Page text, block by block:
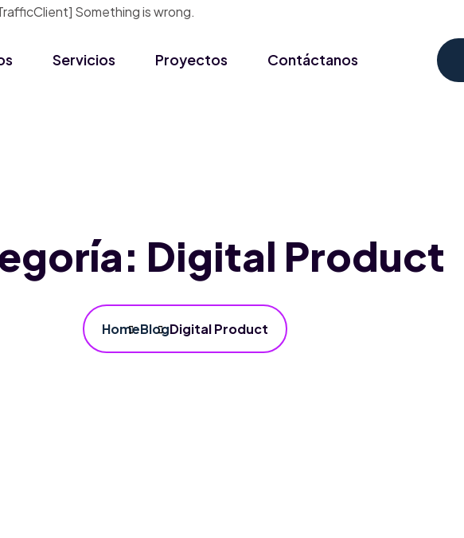
Something is wrong.
Servicios Proyectos Contáctanos
Digital Product
HomeBlogDigital Product